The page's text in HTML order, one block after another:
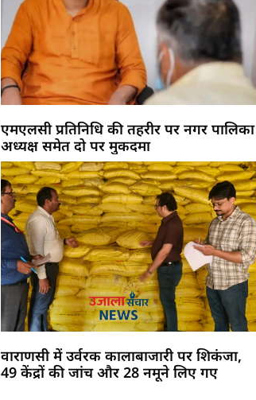
एमएलसी प्रतिनिधि की तहरीर पर नगर पालिका
अध्यक्ष समेत दो पर मुकदमा
वाराणसी में उर्वरक कालाबाजारी पर शिकंजा,
49 केंद्रों की जांच और 28 नमूने लिए गए